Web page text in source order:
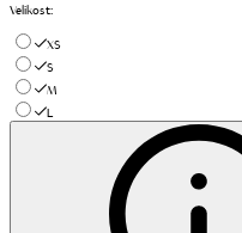
Velikost:
XS
S
M
L